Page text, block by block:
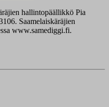
hallintopäällikkö Pia
Saamelaiskäräjien
www.samediggi.fi.